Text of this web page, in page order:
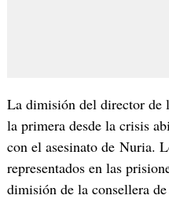
La dimisión del director de
la primera desde la crisis
con el asesinato de Nuria.
representados en las
dimisión de la consellera